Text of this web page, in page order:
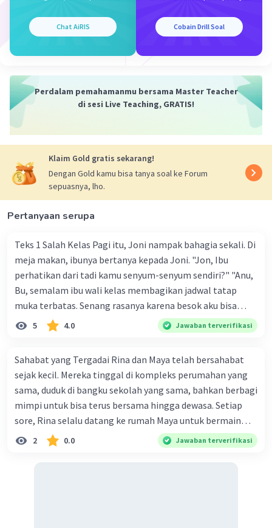
Chat AiRIS Cobain Drill Soal
Perdalam pemahamanmu bersama Master Teacher
di sesi Live Teaching, GRATIS!
Klaim Gold gratis sekarang!
Dengan Gold kamu bisa tanya soal ke Forum
sepuasnya, lho.
Pertanyaan serupa
Teks 1 Salah Kelas Pagi itu, Joni nampak bahagia sekali. Di
meja makan, ibunya bertanya kepada Joni. "Jon, Ibu
perhatikan dari tadi kamu senyum-senyum sendiri?" "Anu,
Bu, semalam ibu wali kelas membagikan jadwal tatap
muka terbatas. Senang rasanya karena besok aku bisa
bertemu teman-teman. Belajar daring di rumah
membosankan, Bu. Apalagi kalau zoom meeting
Jon?" Ibu bertanya kembali. "Gurunya galak, Bu,
materinya juga susah, wong diajarkan di kelas saja masih
susah pahamnya, apalagi daring," jawab Joni. "Oh, begitu,"
Ibu menimpali. "Ya sudah, Bu. Joni pamit, ya." Joni
langsung pergi sambil mencium tangan ibunya. Sekolah
sudah nampak ramai. Joni berjalan sambil sesekali
5 4.0 Jawaban terverifikasi
Sahabat yang Tergadai Rina dan Maya telah bersahabat
sejak kecil. Mereka tinggal di kompleks perumahan yang
sama, duduk di bangku sekolah yang sama, bahkan berbagi
mimpi untuk bisa terus bersama hingga dewasa. Setiap
sore, Rina selalu datang ke rumah Maya untuk bermain
atau sekadar mengerjakan PR bersama. Rumah Maya
terasa hangat dan nyaman, penuh dengan canda tawa dan
2 0.0 Jawaban terverifikasi